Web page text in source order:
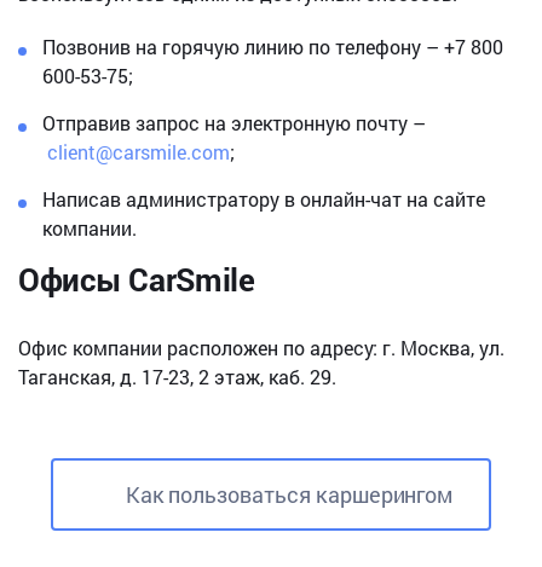
Позвонив на горячую линию по телефону – +7 800
600-53-75;
Отправив запрос на электронную почту –
client@carsmile.com;
Написав администратору в онлайн-чат на сайте
компании.
Офисы CarSmile
Офис компании расположен по адресу: г. Москва, ул.
Таганская, д. 17-23, 2 этаж, каб. 29.
Как пользоваться каршерингом